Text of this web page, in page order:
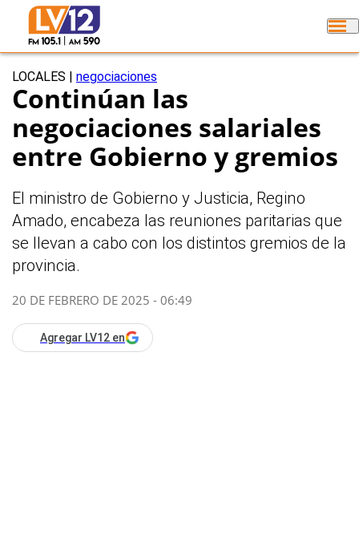
LOCALES negociaciones
Continúan las
negociaciones salariales
entre Gobierno y gremios
El ministro de Gobierno y Justicia, Regino
Amado, encabeza las reuniones paritarias que
se llevan a cabo con los distintos gremios de la
provincia.
20 DE FEBRERO DE 2025 - 06:49
Agregar LV12 en